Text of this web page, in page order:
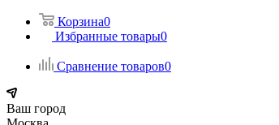
Корзина0
Избранные товары0
Сравнение товаров0
Ваш город